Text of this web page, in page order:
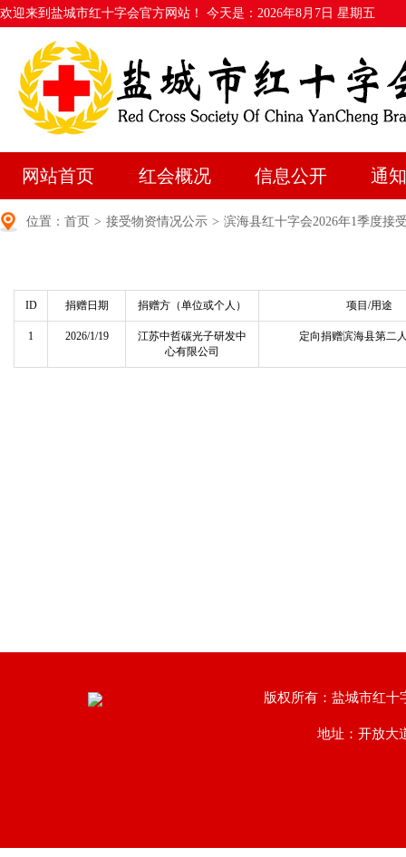
欢迎来到盐城市红十字会官方网站！ 今天是： 2026年8月7日 星期五
网站首页 红会概况 信息公开 通
位置： 首页 > 接受物资情况公示 > 滨海县红十字会2026年1季度接
ID 捐赠日期 捐赠方（单位或个人） 项目/用途
1 2026/1/19
江苏中哲碳光子研发中
心有限公司
定向捐赠滨海县第二
版权所有：盐城市红十
地址：开放大